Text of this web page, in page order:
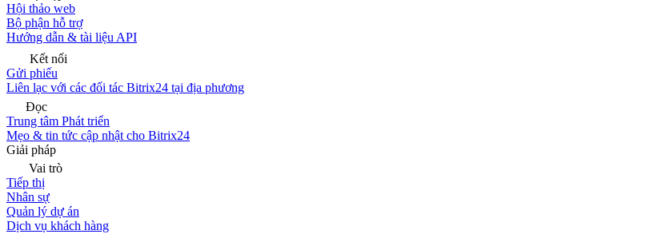
Hội thảo web
Bộ phận hỗ trợ
Hướng dẫn & tài liệu API
Kết nối
Gửi phiếu
Liên lạc với các đối tác Bitrix24 tại địa phương
Đọc
Trung tâm Phát triển
Mẹo & tin tức cập nhật cho Bitrix24
Giải pháp
Vai trò
Tiếp thị
Nhân sự
Quản lý dự án
Dịch vụ khách hàng